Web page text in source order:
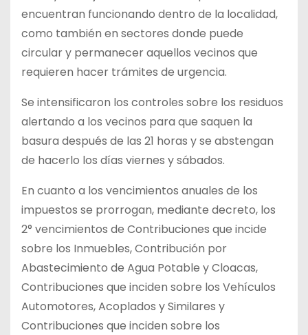
encuentran funcionando dentro de la localidad,
como también en sectores donde puede
circular y permanecer aquellos vecinos que
requieren hacer trámites de urgencia.
Se intensificaron los controles sobre los residuos
alertando a los vecinos para que saquen la
basura después de las 21 horas y se abstengan
de hacerlo los días viernes y sábados.
En cuanto a los vencimientos anuales de los
impuestos se prorrogan, mediante decreto, los
2° vencimientos de Contribuciones que incide
sobre los Inmuebles, Contribución por
Abastecimiento de Agua Potable y Cloacas,
Contribuciones que inciden sobre los Vehículos
Automotores, Acoplados y Similares y
Contribuciones que inciden sobre los